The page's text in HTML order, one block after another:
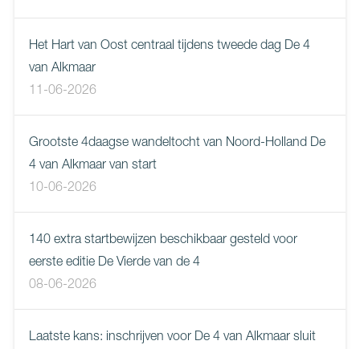
Het Hart van Oost centraal tijdens tweede dag De 4
van Alkmaar
11-06-2026
Grootste 4daagse wandeltocht van Noord-Holland De
4 van Alkmaar van start
10-06-2026
140 extra startbewijzen beschikbaar gesteld voor
eerste editie De Vierde van de 4
08-06-2026
Laatste kans: inschrijven voor De 4 van Alkmaar sluit